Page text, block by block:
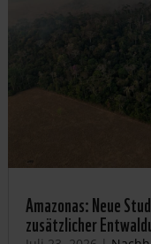
Amazonas: Neue
zusätzlicher